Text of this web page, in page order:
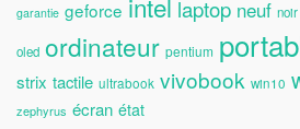
garantie geforce laptop neuf noir
oled ordinateur pentium
strix tactile ultrabook vivobook win10
zephyrus écran état